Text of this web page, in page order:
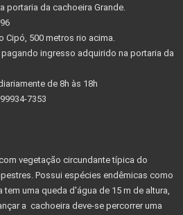
portaria da cachoeira Grande.
Cipó, 500 metros rio acima.
ingresso adquirido na portaria da
de 8h às 18h
7353
vegetação circundante típica do
Possui espécies endêmicas como
uma queda d'água de 15 m de altura,
a cachoeira deve-se percorrer uma